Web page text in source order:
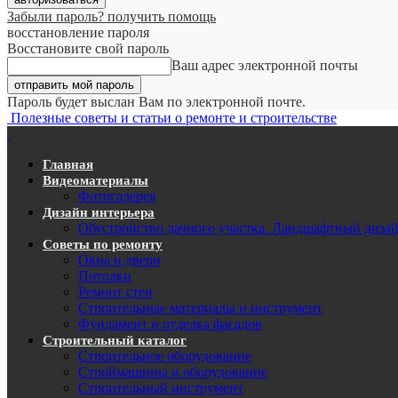
Забыли пароль? получить помощь
восстановление пароля
Восстановите свой пароль
Ваш адрес электронной почты
Пароль будет выслан Вам по электронной почте.
Полезные советы и статьи о ремонте и строительстве
Главная
Видеоматериалы
Фотогалерея
Дизайн интерьера
Обустройство дачного участка. Ландшафтный
Советы по ремонту
Окна и двери
Потолки
Ремонт стен
Строительные материалы и инструмент
Фундамент и отделка фасадов
Строительный каталог
Строительное оборудование
Строймашины и оборудование
Строительный инструмент